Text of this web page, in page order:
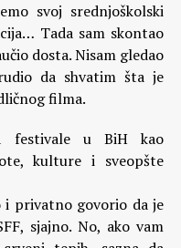
svoj srednjoškolski
Tada sam skontao
dosta. Nisam gledao
da shvatim šta je
filma.
festivale u BiH kao
kulture i sveopšte
i privatno govorio da je
sjajno. No, ako vam